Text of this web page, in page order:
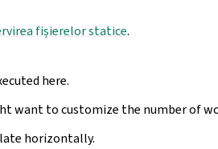
fișierelor statice.
here.
want to customize the number of
horizontally.